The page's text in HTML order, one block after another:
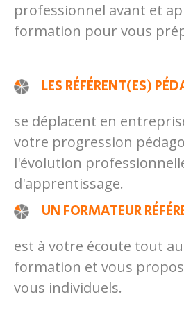
professionnel avant et
formation pour vous
LES RÉFÉRENT(ES)
se déplacent en
votre progression
l'évolution
d'apprentissage.
UN FORMATEUR
est à votre écoute tout
formation et vous
vous individuels.